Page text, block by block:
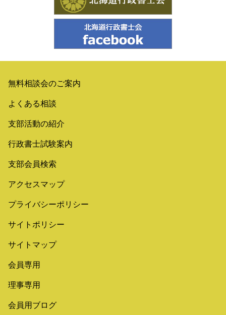
無料相談会のご案内
よくある相談
支部活動の紹介
行政書士試験案内
支部会員検索
アクセスマップ
プライバシーポリシー
サイトポリシー
サイトマップ
会員専用
理事専用
会員用ブログ